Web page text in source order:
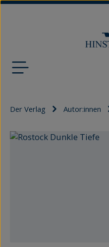
Der Verlag Autor:innen
Bildergalerie überspringen